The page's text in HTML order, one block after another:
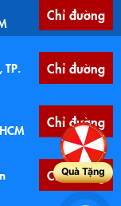
Chỉ đường
TP.
Chỉ đường
Chỉ đường
Chỉ đường
Quà Tặng